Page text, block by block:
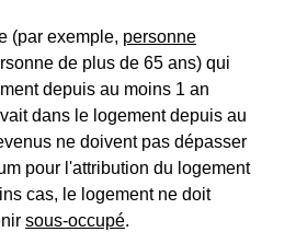
(par exemple, personne
de plus de 65 ans) qui
depuis au moins 1 an
dans le logement depuis au
ne doivent pas dépasser
pour l'attribution du logement
cas, le logement ne doit
sous-occupé.